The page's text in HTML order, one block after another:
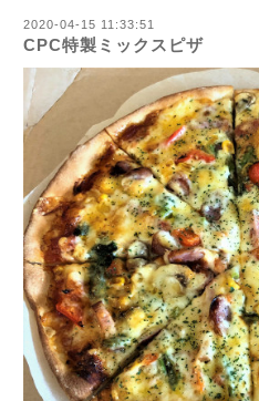
2020-04-15 11:33:51
CPC特製ミックスピザ